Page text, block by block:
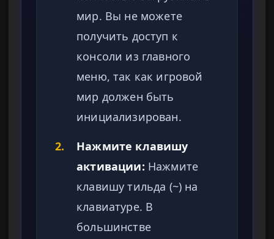
мир. Вы не можете
получить доступ к
консоли из главного
меню, так как игровой
мир должен быть
инициализирован.
2.
Нажмите клавишу
активации: Нажмите
клавишу тильда (~) на
клавиатуре. В
большинстве